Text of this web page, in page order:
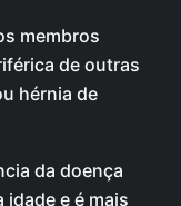
membros
de outras
hérnia de
da doença
e é mais